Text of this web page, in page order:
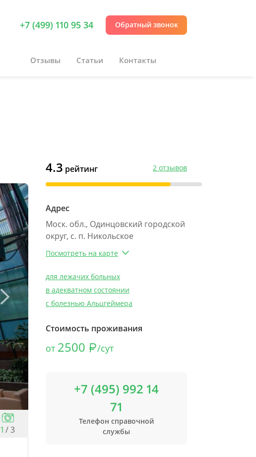
+7 (499) 110 95 34 Обратный звонок
Отзывы Статьи Контакты
4.3 рейтинг 2 отзывов
Адрес
Моск. обл., Одинцовский городской
округ, с. п. Никольское
Посмотреть на карте
для лежачих больных
в адекватном состоянии
с болезнью Альцгеймера
Стоимость проживания
от 2500 /сут
+7 (495) 992 14
71
Телефон справочной
службы
1 /3